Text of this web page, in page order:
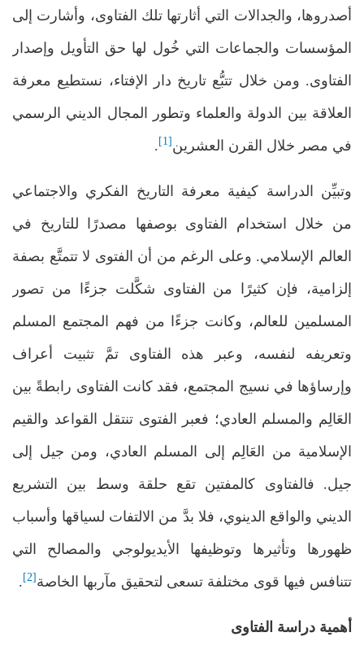
أصدروها، والجدالات التي أثارتها تلك الفتاوى، وأشارت إلى
المؤسسات والجماعات التي خُول لها حق التأويل وإصدار
الفتاوى. ومن خلال تتبُّع تاريخ دار الإفتاء، نستطيع معرفة
العلاقة بين الدولة والعلماء وتطور المجال الديني الرسمي
في مصر خلال القرن العشرين [1]
.
وتبيِّن الدراسة كيفية معرفة التاريخ الفكري والاجتماعي
من خلال استخدام الفتاوى بوصفها مصدرًا للتاريخ في
العالم الإسلامي. وعلى الرغم من أن الفتوى لا تتمتَّع بصفة
إلزامية، فإن كثيرًا من الفتاوى شكَّلت جزءًا من تصور
المسلمين للعالم، وكانت جزءًا من فهم المجتمع المسلم
وتعريفه لنفسه، وعبر هذه الفتاوى تمَّ تثبيت أعراف
وإرساؤها في نسيج المجتمع، فقد كانت الفتاوى رابطةً بين
العَالِم والمسلم العادي؛ فعبر الفتوى تنتقل القواعد والقيم
الإسلامية من العَالِم إلى المسلم العادي، ومن جيل إلى
جيل. فالفتاوى كالمفتين تقع حلقة وسط بين التشريع
الديني والواقع الدينوي، فلا بدَّ من الالتفات لسياقها وأسباب
ظهورها وتأثيرها وتوظيفها الأيديولوجي والمصالح التي
تتنافس فيها قوى مختلفة تسعى لتحقيق مآربها الخاصة [2]
.
أهمية دراسة الفتاوى